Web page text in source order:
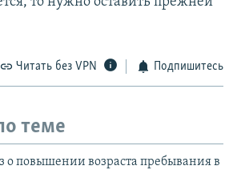
Читать без VPN Подпишитесь
теме
о повышении возраста пребывания в